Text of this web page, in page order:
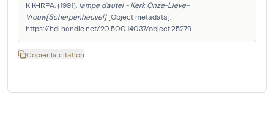
KIK-IRPA. (1991). lampe d'autel - Kerk Onze-Lieve-
Vrouw[Scherpenheuvel] [Object metadata].
https://hdl.handle.net/20.500.14037/object.25279
Copier la citation